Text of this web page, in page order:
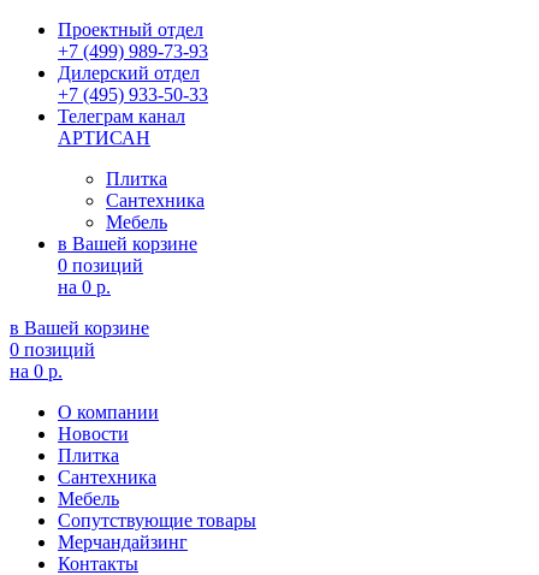
Проектный отдел
+7 (499) 989-73-93
Дилерский отдел
+7 (495) 933-50-33
Телеграм канал
АРТИСАН
Плитка
Сантехника
Мебель
в Вашей корзине
0 позиций
на 0 р.
в Вашей корзине
0 позиций
на 0 р.
О компании
Новости
Плитка
Сантехника
Мебель
Сопутствующие товары
Мерчандайзинг
Контакты